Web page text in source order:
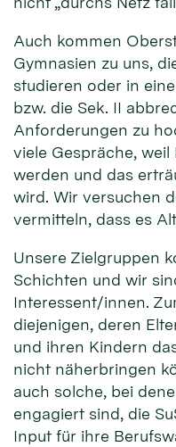
Auch kommen
Gymnasien zu uns,
studieren oder in
bzw. die Sek. II
Anforderungen zu
viele Gespräche,
werden und das
wird. Wir versuchen
vermitteln, dass es
Unsere Zielgruppen
Schichten und wir
Interessent/innen.
diejenigen, deren
und ihren Kindern
nicht näherbringen
auch solche, bei
engagiert sind, die
Input für ihre